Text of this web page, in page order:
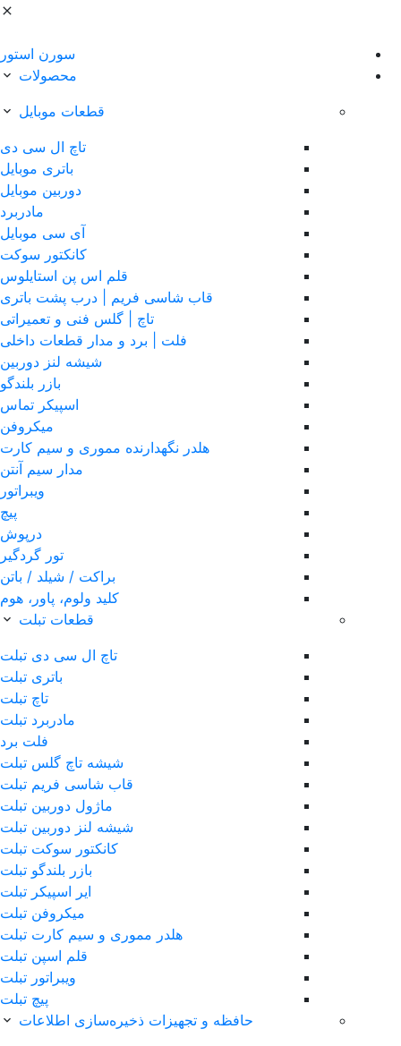
سورن استور
محصولات
قطعات موبایل
تاچ ال سی دی
باتری موبایل
دوربین موبایل
مادربرد
آی سی موبایل
کانکتور سوکت
قلم اس پن استایلوس
قاب شاسی فریم | درب پشت باتری
تاچ | گلس فنی و تعمیراتی
فلت | برد و مدار قطعات داخلی
شیشه لنز دوربین
بازر بلندگو
اسپیکر تماس
میکروفن
هلدر نگهدارنده مموری و سیم کارت
مدار سیم آنتن
ویبراتور
پیچ
درپوش
تور گردگیر
براکت / شیلد / باتن
کلید ولوم، پاور، هوم
قطعات تبلت
تاچ ال سی دی تبلت
باتری تبلت
تاچ تبلت
مادربرد تبلت
فلت برد
شیشه تاچ گلس تبلت
قاب شاسی فریم تبلت
ماژول دوربین تبلت
شیشه لنز دوربین تبلت
کانکتور سوکت تبلت
بازر بلندگو تبلت
ایر اسپیکر تبلت
میکروفن تبلت
هلدر مموری و سیم کارت تبلت
قلم اس‎پن تبلت
ویبراتور تبلت
پیچ تبلت
حافظه و تجهیزات ذخیره‌سازی اطلاعات